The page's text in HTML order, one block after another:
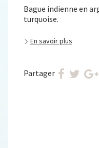
Bague indienne en
turquoise.
En savoir plus
Partager